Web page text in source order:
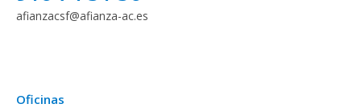
afianzacsf@afianza-ac.es
Oficinas